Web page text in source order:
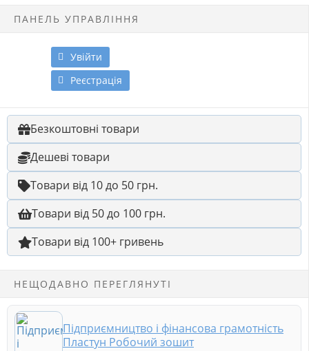
ПАНЕЛЬ УПРАВЛІННЯ
Увійти
Реєстрація
Безкоштовні товари
Дешеві товари
Товари від 10 до 50 грн.
Товари від 50 до 100 грн.
Товари від 100+ гривень
НЕЩОДАВНО ПЕРЕГЛЯНУТІ
Підприємництво і фінансова грамотність
Пластун Робочий зошит